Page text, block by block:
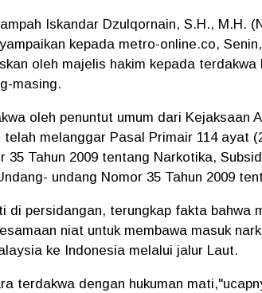
Iskandar Dzulqornain, S.H., M.H.
kepada metro-online.co,
oleh majelis hakim kepada terdakwa
masing.
oleh penuntut umum dari Kejaksaan
melanggar Pasal Primair 114 ayat
35 Tahun 2009 tentang Narkotika,
undang Nomor 35 Tahun 2009
di persidangan, terungkap fakta bahwa
niat untuk membawa masuk
ke Indonesia melalui jalur Laut.
terdakwa dengan hukuman